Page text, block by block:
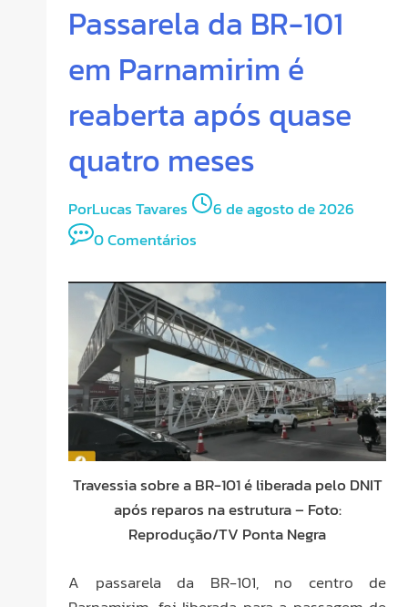
Passarela da BR-101
em Parnamirim é
reaberta após quase
quatro meses
PorLucas Tavares
6 de agosto de 2026
0 Comentários
Travessia sobre a BR-101 é liberada pelo DNIT
após reparos na estrutura – Foto:
Reprodução/TV Ponta Negra
A passarela da BR-101, no centro de